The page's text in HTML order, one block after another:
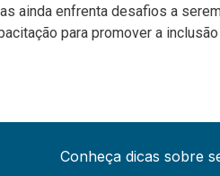
ainda enfrenta desafios a
para promover a
Conheça dicas sobre